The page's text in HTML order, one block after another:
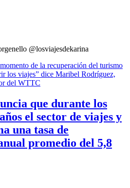
@losviajesdekarina
que durante los
el sector de viajes y
una tasa de
promedio del 5,8